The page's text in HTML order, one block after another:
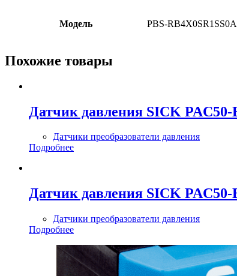
Модель PBS-
Похожие товары
Датчик давления SICK PAC50-
Датчики преобразователи давления
Подробнее
Датчик давления SICK PAC50-
Датчики преобразователи давления
Подробнее